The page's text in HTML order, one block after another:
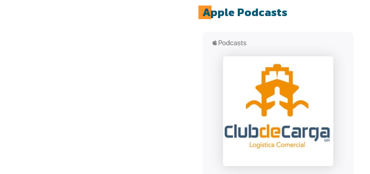
Apple Podcasts